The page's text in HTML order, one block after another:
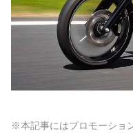
※本記事にはプロモーショ